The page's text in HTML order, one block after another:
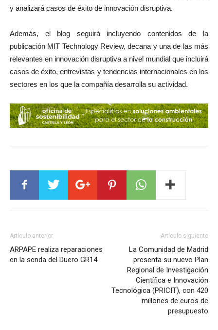
y analizará casos de éxito de innovación disruptiva.
Además, el blog seguirá incluyendo contenidos de la
publicación MIT Technology Review, decana y una de las más
relevantes en innovación disruptiva a nivel mundial que incluirá
casos de éxito, entrevistas y tendencias internacionales en los
sectores en los que la compañía desarrolla su actividad.
Artículo anterior
ARPAPE realiza reparaciones
en la senda del Duero GR14
Artículo siguiente
La Comunidad de Madrid
presenta su nuevo Plan
Regional de Investigación
Científica e Innovación
Tecnológica (PRICIT), con 420
millones de euros de
presupuesto